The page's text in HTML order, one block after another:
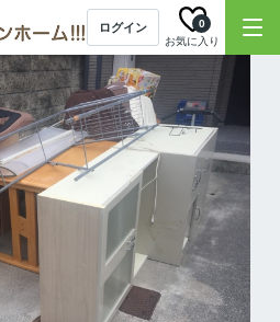
ログイン
お気に入り
0